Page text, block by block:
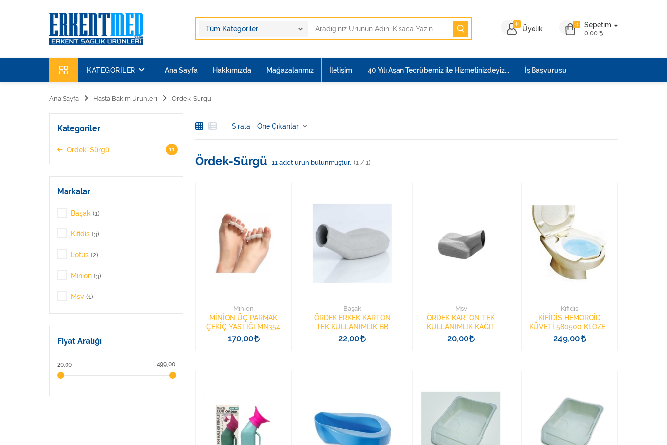
0 Sepetim
0,00
Üyelik
KATEGORILER Ana Sayfa Hakkımızda Mağazalarımız İletişim 40 Yılı Aşan Tecrübemiz ile Hizmetinizdeyiz... İş Başvurusu
Ana Sayfa Hasta Bakım Ürünleri Ördek-Sürgü
Sırala
Ördek-Sürgü 11 adet ürün bulunmuştur. (1 / 1)
Minion
MİNİON ÜÇ PARMAK
ÇEKİÇ YASTIĞI MN354
170,00
Başak
ÖRDEK ERKEK KARTON
TEK KULLANIMLIK BB
YUVAMED
22,00
Msv
ÖRDEK KARTON TEK
KULLANIMLIK KAĞIT
HASTA ÖRDEĞİ
20,00
Kifidis
KİFİDİS HEMOROİD
KÜVETİ 580500 KLOZET
İÇİ HEMOROİD LÜVETİ
249,00
Kategoriler
Ördek-Sürgü 11
Markalar
Başak (1)
Kifidis (3)
Lotus (2)
Minion (3)
Msv (1)
Fiyat Aralığı
20,00 499,00